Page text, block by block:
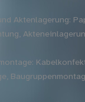
Aktenlagerung: